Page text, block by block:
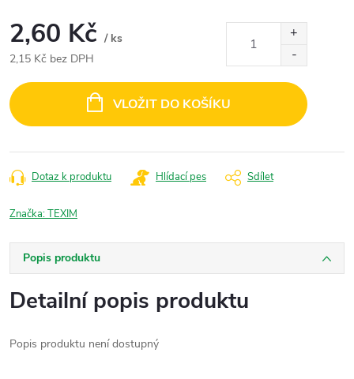
2,60 Kč / ks
2,15 Kč bez DPH
cena:
VLOŽIT DO KOŠÍKU
Dotaz k produktu Hlídací pes Sdílet
Značka:TEXIM
Popis produktu
Detailní popis produktu
Popis produktu není dostupný